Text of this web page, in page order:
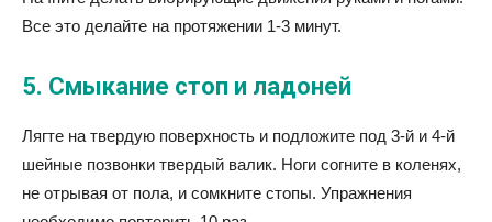
Все это делайте на протяжении 1-3 минут.
5. Смыкание стоп и ладоней
Лягте на твердую поверхность и подложите под 3-й и 4-й
шейные позвонки твердый валик. Ноги согните в коленях,
не отрывая от пола, и сомкните стопы. Упражнения